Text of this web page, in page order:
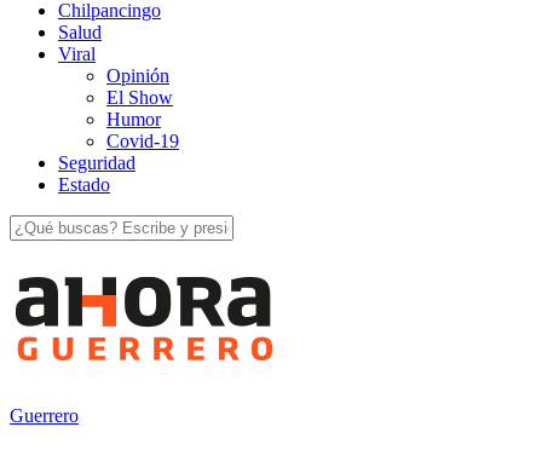
Chilpancingo
Salud
Viral
Opinión
El Show
Humor
Covid-19
Seguridad
Estado
Guerrero